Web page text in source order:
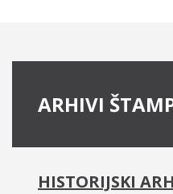
ARHIVI
HISTORIJSKI